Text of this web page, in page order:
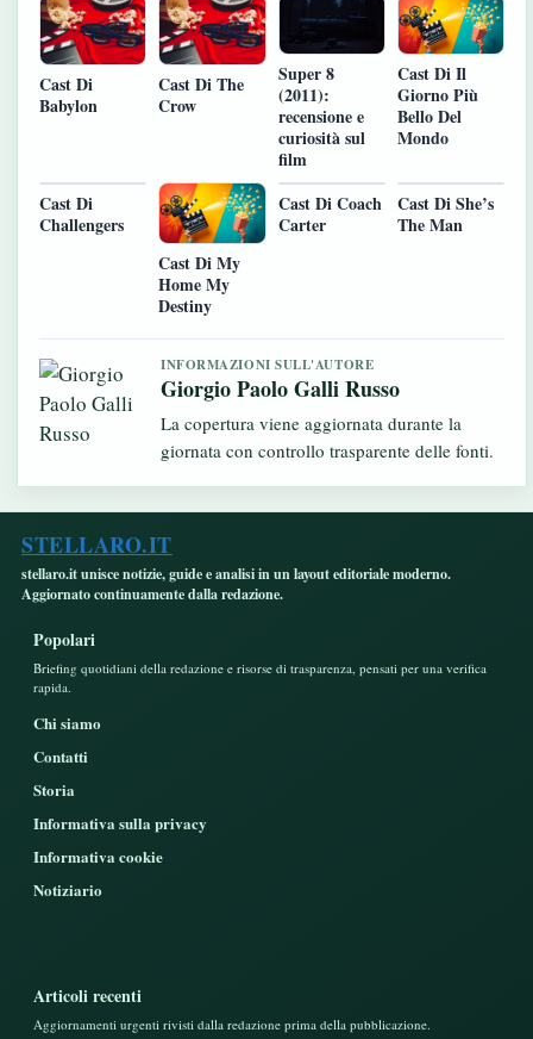
Cast Di
Babylon
Cast Di The
Crow
Super 8
(2011):
recensione e
curiosità sul
film
Cast Di Il
Giorno Più
Bello Del
Mondo
Cast Di
Challengers
Cast Di My
Home My
Destiny
Cast Di Coach
Carter
Cast Di She’s
The Man
INFORMAZIONI SULL'AUTORE
Giorgio Paolo Galli Russo
La copertura viene aggiornata durante la
giornata con controllo trasparente delle fonti.
STELLARO.IT
stellaro.it unisce notizie, guide e analisi in un layout editoriale moderno.
Aggiornato continuamente dalla redazione.
Popolari
Briefing quotidiani della redazione e risorse di trasparenza, pensati per una verifica
rapida.
Chi siamo
Contatti
Storia
Informativa sulla privacy
Informativa cookie
Notiziario
Articoli recenti
Aggiornamenti urgenti rivisti dalla redazione prima della pubblicazione.